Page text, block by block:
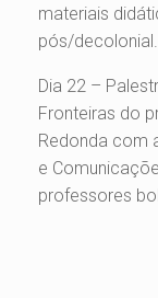
materiais
pós/decolonial.
Dia 22 –
Fronteiras do
Redonda com
e
professores